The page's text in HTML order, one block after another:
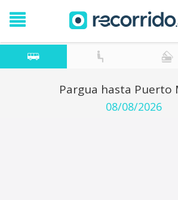
Pargua hasta Puerto
08/08/2026